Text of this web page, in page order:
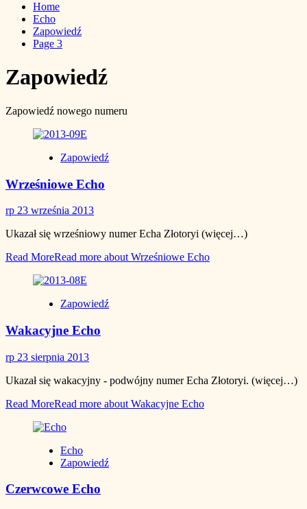
Home
Echo
Zapowiedź
Page 3
Zapowiedź
Zapowiedź nowego numeru
Zapowiedź
Wrześniowe Echo
rp 23 września 2013
Ukazał się wrześniowy numer Echa Złotoryi (więcej…)
Read MoreRead more about Wrześniowe Echo
Zapowiedź
Wakacyjne Echo
rp 23 sierpnia 2013
Ukazał się wakacyjny - podwójny numer Echa Złotoryi. (więcej…)
Read MoreRead more about Wakacyjne Echo
Echo
Zapowiedź
Czerwcowe Echo